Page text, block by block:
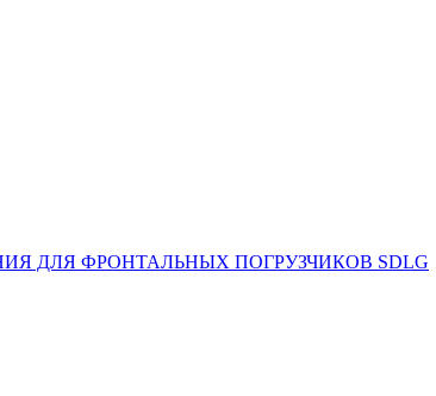
ДЛЯ ФРОНТАЛЬНЫХ ПОГРУЗЧИКОВ SDLG